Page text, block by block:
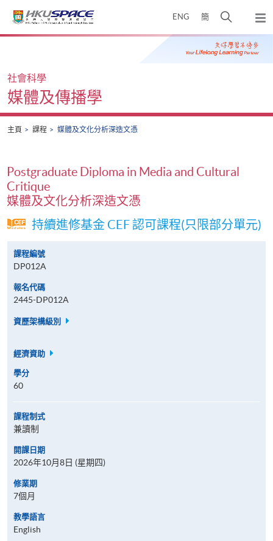
ENG 簡
開
搜
尋
彈
出
主
Main
社會科學
媒體及傳播學
主頁 課程 媒體及文化分析深造文憑
Postgraduate Diploma in Media and Cultural
Critique
媒體及文化分析深造文憑
持續進修基金 CEF 認可課程(只限部分單元)
課程編號
DP012A
報名代碼
2445-DP012A
資歷架構級別
經濟資助
學分
60
課程制式
兼讀制
開課日期
2026年10月8日 (星期四)
修業期
7個月
教學語言
English